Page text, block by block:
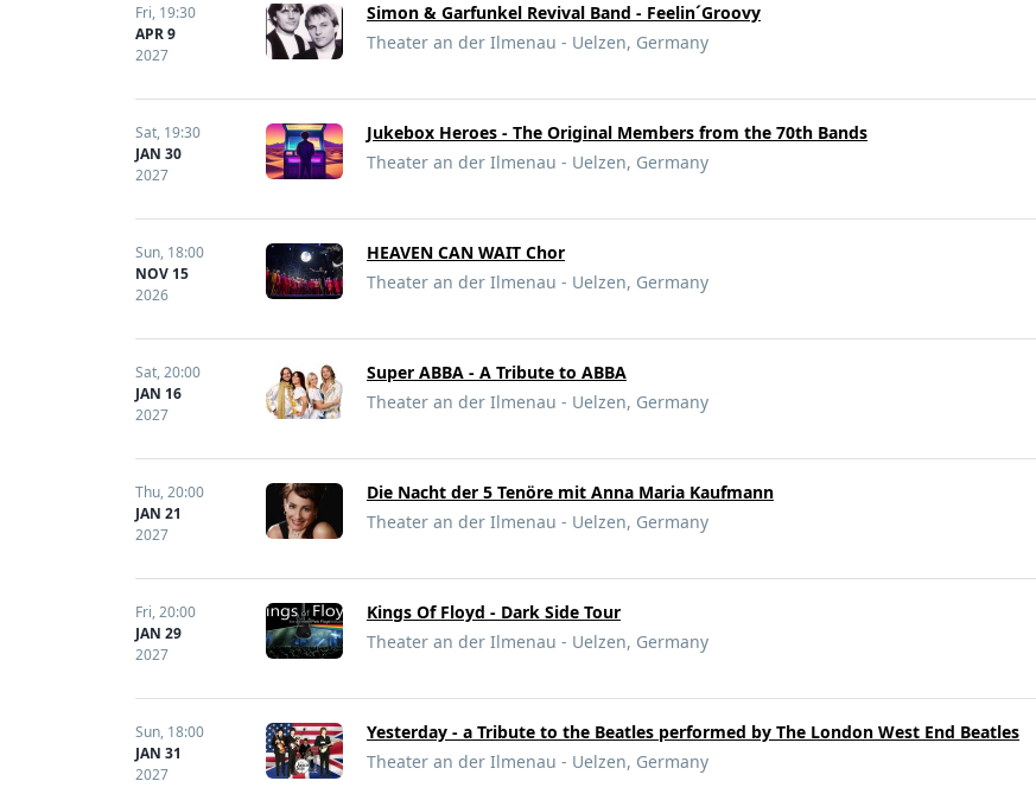
Fri, 19:30
APR 9
2027
Simon & Garfunkel Revival Band - Feelin´Groovy
Theater an der Ilmenau - Uelzen, Germany
Sat, 19:30
JAN 30
2027
Jukebox Heroes - The Original Members from the 70th Bands
Theater an der Ilmenau - Uelzen, Germany
Sun, 18:00
NOV 15
2026
HEAVEN CAN WAIT Chor
Theater an der Ilmenau - Uelzen, Germany
Sat,20:00
JAN 16
2027
Super ABBA - A Tribute to ABBA
Theater an der Ilmenau - Uelzen, Germany
Thu,20:00
JAN 21
2027
Die Nacht der 5 Tenöre mit Anna Maria Kaufmann
Theater an der Ilmenau - Uelzen, Germany
Fri,20:00
JAN 29
2027
Kings Of Floyd - Dark Side Tour
Theater an der Ilmenau - Uelzen, Germany
Sun, 18:00
JAN 31
2027
Yesterday - a Tribute to the Beatles performed by The London West End Beatles
Theater an der Ilmenau - Uelzen, Germany